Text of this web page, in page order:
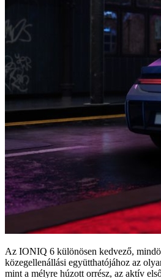
Az IONIQ 6 különösen kedvező,
közegellenállási együtthatójához az
mint a mélyre húzott orrész, az aktív